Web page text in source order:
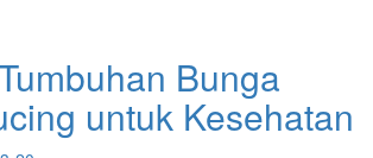
Bunga
untuk Kesehatan